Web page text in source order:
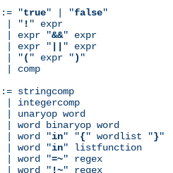
"true" | "false"
| "
! " expr
| expr "
&&" expr
| expr "
" expr
| "
( " expr ") "
| comp
stringcomp
| integercomp
| unaryop word
| word binaryop word
| word "
in" "{" wordlist "}"
| word "
in" listfunction
| word "
=~" regex
| word "
!~" regex